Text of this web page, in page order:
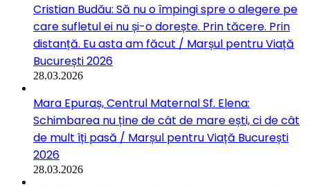
Cristian Budău: Să nu o împingi spre o alegere pe
care sufletul ei nu și-o dorește. Prin tăcere. Prin
distanță. Eu asta am făcut / Marșul pentru Viață
București 2026
28.03.2026
Mara Epuraș, Centrul Maternal Sf. Elena:
Schimbarea nu ține de cât de mare ești, ci de cât
de mult îți pasă / Marșul pentru Viață București
2026
28.03.2026